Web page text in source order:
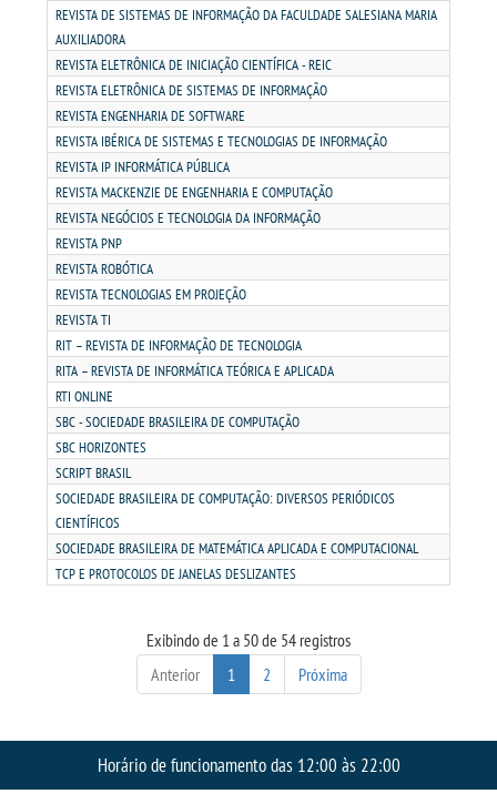
TRABALHE CONOSCO
OUVIDORIA
REVISTA DE SISTEMAS DE INFORMAÇÃO DA FACULDADE SALESIANA MARIA
AUXILIADORA
REVISTA ELETRÔNICA DE INICIAÇÃO CIENTÍFICA - REIC
REVISTA ELETRÔNICA DE SISTEMAS DE INFORMAÇÃO
REVISTA ENGENHARIA DE SOFTWARE
REVISTA IBÉRICA DE SISTEMAS E TECNOLOGIAS DE INFORMAÇÃO
REVISTA IP INFORMÁTICA PÚBLICA
REVISTA MACKENZIE DE ENGENHARIA E COMPUTAÇÃO
REVISTA NEGÓCIOS E TECNOLOGIA DA INFORMAÇÃO
REVISTA PNP
REVISTA ROBÓTICA
REVISTA TECNOLOGIAS EM PROJEÇÃO
REVISTA TI
RIT – REVISTA DE INFORMAÇÃO DE TECNOLOGIA
RITA – REVISTA DE INFORMÁTICA TEÓRICA E APLICADA
RTI ONLINE
SBC - SOCIEDADE BRASILEIRA DE COMPUTAÇÃO
SBC HORIZONTES
SCRIPT BRASIL
SOCIEDADE BRASILEIRA DE COMPUTAÇÃO: DIVERSOS PERIÓDICOS
CIENTÍFICOS
SOCIEDADE BRASILEIRA DE MATEMÁTICA APLICADA E COMPUTACIONAL
TCP E PROTOCOLOS DE JANELAS DESLIZANTES
Exibindo de 1 a 50 de 54 registros
Anterior
1 2 Próxima
Horário de funcionamento das 12:00 às 22:00